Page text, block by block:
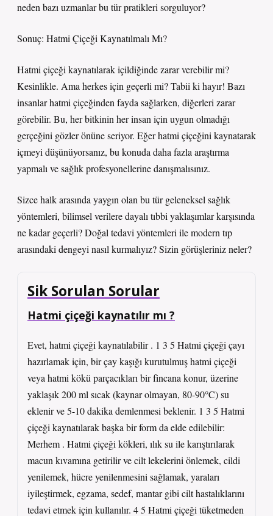
neden bazı uzmanlar bu tür pratikleri sorguluyor?
Sonuç: Hatmi Çiçeği Kaynatılmalı Mı?
Hatmi çiçeği kaynatılarak içildiğinde zarar verebilir mi?
Kesinlikle. Ama herkes için geçerli mi? Tabii ki hayır! Bazı
insanlar hatmi çiçeğinden fayda sağlarken, diğerleri zarar
görebilir. Bu, her bitkinin her insan için uygun olmadığı
gerçeğini gözler önüne seriyor. Eğer hatmi çiçeğini kaynatarak
içmeyi düşünüyorsanız, bu konuda daha fazla araştırma
yapmalı ve sağlık profesyonellerine danışmalısınız.
Sizce halk arasında yaygın olan bu tür geleneksel sağlık
yöntemleri, bilimsel verilere dayalı tıbbi yaklaşımlar karşısında
ne kadar geçerli? Doğal tedavi yöntemleri ile modern tıp
arasındaki dengeyi nasıl kurmalıyız? Sizin görüşleriniz neler?
Sik Sorulan Sorular
Hatmi çiçeği kaynatılır mı ?
Evet, hatmi çiçeği kaynatılabilir . 1 3 5 Hatmi çiçeği çayı
hazırlamak için, bir çay kaşığı kurutulmuş hatmi çiçeği
veya hatmi kökü parçacıkları bir fincana konur, üzerine
yaklaşık 200 ml sıcak (kaynar olmayan, 80-90°C) su
eklenir ve 5-10 dakika demlenmesi beklenir. 1 3 5 Hatmi
çiçeği kaynatılarak başka bir form da elde edilebilir:
Merhem . Hatmi çiçeği kökleri, ılık su ile karıştırılarak
macun kıvamına getirilir ve cilt lekelerini önlemek, cildi
yenilemek, hücre yenilenmesini sağlamak, yaraları
iyileştirmek, egzama, sedef, mantar gibi cilt hastalıklarını
tedavi etmek için kullanılır. 4 5 Hatmi çiçeği tüketmeden